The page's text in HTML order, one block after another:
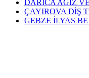
DARICA AĞIZ
ÇAYIROVA DİŞ
GEBZE İLYAS